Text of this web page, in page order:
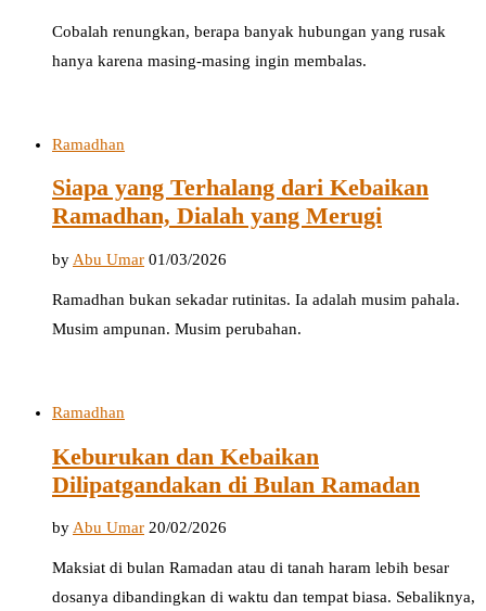
Cobalah renungkan, berapa banyak hubungan yang rusak
hanya karena masing-masing ingin membalas.
Ramadhan
Siapa yang Terhalang dari Kebaikan
Ramadhan, Dialah yang Merugi
by Abu Umar 01/03/2026
Ramadhan bukan sekadar rutinitas. Ia adalah musim pahala.
Musim ampunan. Musim perubahan.
Ramadhan
Keburukan dan Kebaikan
Dilipatgandakan di Bulan Ramadan
byAbu Umar 20/02/2026
Maksiat di bulan Ramadan atau di tanah haram lebih besar
dosanya dibandingkan di waktu dan tempat biasa. Sebaliknya,